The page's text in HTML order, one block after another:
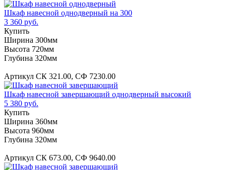
Шкаф навесной однодверный на 300
3 360 руб.
Купить
Ширина 300мм
Высота 720мм
Глубина 320мм
Артикул СК 321.00, СФ 7230.00
Шкаф навесной завершающий однодверный высокий
5 380 руб.
Купить
Ширина 360мм
Высота 960мм
Глубина 320мм
Артикул СК 673.00, СФ 9640.00